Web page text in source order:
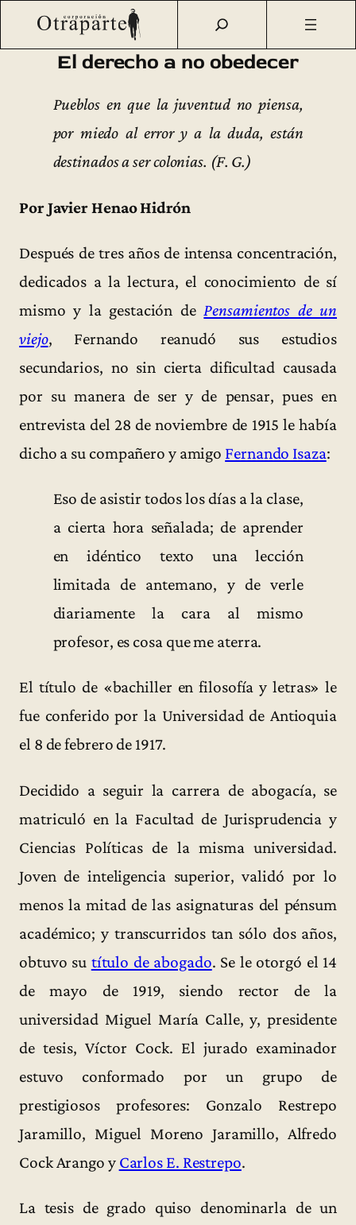
Saltar
contenido
Otraparte.org/Fernando González Vida
El derecho a no
El derecho a no obedecer
Pueblos en que la juventud no piensa,
por miedo al error y a la duda, están
destinados a ser colonias. (F. G.)
Por Javier Henao Hidrón
Después de tres años de intensa concentración,
dedicados a la lectura, el conocimiento de sí
mismo y la gestación de Pensamientos de un
viejo, Fernando reanudó sus estudios
secundarios, no sin cierta dificultad causada
por su manera de ser y de pensar, pues en
entrevista del 28 de noviembre de 1915 le había
dicho a su compañero y amigo Fernando Isaza:
Eso de asistir todos los días a la clase,
a cierta hora señalada; de aprender
en idéntico texto una lección
limitada de antemano, y de verle
diariamente la cara al mismo
profesor, es cosa que me aterra.
El título de «bachiller en filosofía y letras» le
fue conferido por la Universidad de Antioquia
el 8 de febrero de 1917.
Decidido a seguir la carrera de abogacía, se
matriculó en la Facultad de Jurisprudencia y
Ciencias Políticas de la misma universidad.
Joven de inteligencia superior, validó por lo
menos la mitad de las asignaturas del pénsum
académico; y transcurridos tan sólo dos años,
obtuvo su título de abogado. Se le otorgó el 14
de mayo de 1919, siendo rector de la
universidad Miguel María Calle, y, presidente
de tesis, Víctor Cock. El jurado examinador
estuvo conformado por un grupo de
prestigiosos profesores: Gonzalo Restrepo
Jaramillo, Miguel Moreno Jaramillo, Alfredo
Cock Arango y Carlos E. Restrepo.
La tesis de grado quiso denominarla de un